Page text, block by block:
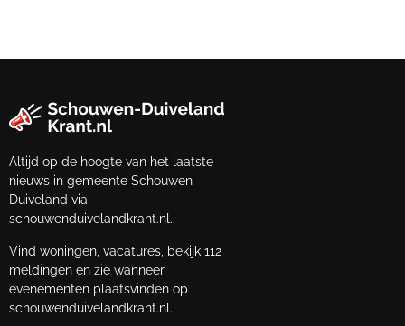
Altijd op de hoogte van het laatste
nieuws in gemeente Schouwen-
Duiveland via
schouwenduivelandkrant.nl.
Vind woningen, vacatures, bekijk 112
meldingen en zie wanneer
evenementen plaatsvinden op
schouwenduivelandkrant.nl.